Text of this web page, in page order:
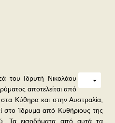
του Ιδρυτή Νικολάου
αποτελείται από
Κύθηρα και στην Αυστραλία,
στο Ίδρυμα από Κυθήριους της
Τα εισοδήματα από αυτά τα